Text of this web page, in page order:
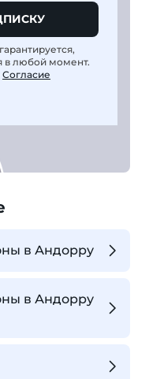
в любой момент.
Согласие
в Андорру
в Андорру